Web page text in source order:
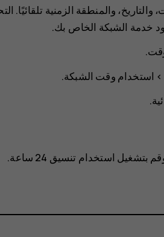
والمنطقة الزمنية تلقائيًا.
خدمة الشبكة الخاص بك.
.
> استخدام وقت الشبكة.
.
بتشغيل استخدام تنسيق 24 ساعة .